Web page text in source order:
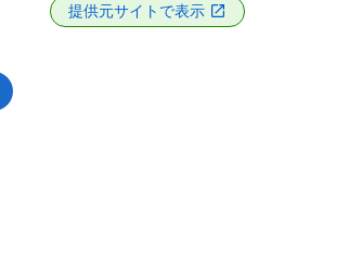
提供元サイトで表示